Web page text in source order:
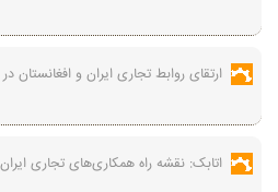
ارتقای روابط تجاری ایران و
اتابک: نقشه راه همکاری‌های تجاری